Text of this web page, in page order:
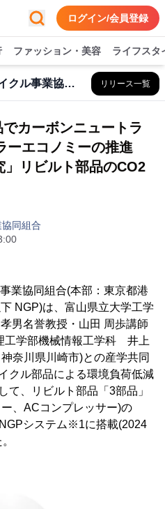
ログイン/会員登録
ファッション・美容 ライフスタ
NGP日本自動車リサイクル事業協同組合 リリース一覧
カーボンニュートラ
ーエコノミーの推進
」リビルト部品のCO2
同組合
業協同組合(本部：東京都港
NGP)は、富山県立大学工学
男名誉教授・山田 周歩講師
工学部機械情報工学科 井上
奈川県川崎市)との産学共同
クル部品による環境負荷低減
て、リビルト部品「3部品」
、ACコンプレッサー)の
システム※1に搭載(2024